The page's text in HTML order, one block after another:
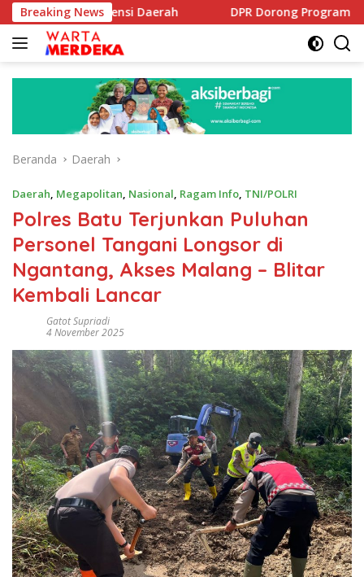
Langsung
ke
konten
Breaking News
Potensi Daerah DPR Dorong Program PTSL dan
Beranda Daerah
Daerah, Megapolitan, Nasional, Ragam Info, TNI/POLRI
Polres Batu Terjunkan Puluhan
Personel Tangani Longsor di
Ngantang, Akses Malang – Blitar
Kembali Lancar
Gatot Supriadi
4 November 2025